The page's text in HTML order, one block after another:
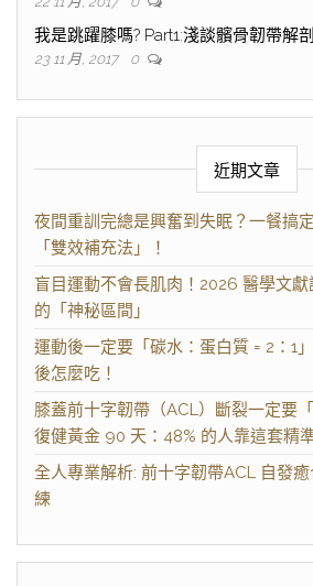
我是跳躍膝嗎? Part1:淺談髕骨韌帶解
23 11 月, 2017 0
近期文章
夜間重訓完總是興奮到失眠？一餐搞
「雙效補充法」！
盲目運動不會長肌肉！2026 醫學文
的「神秘區間」
運動後一定要「碳水：蛋白質 = 2：1
後怎麼吃！
膝蓋前十字韌帶（ACL）斷裂一定要
復健黃金 90 天：48% 的人靠這套精
全人專業解析: 前十字韌帶ACL 自發
練